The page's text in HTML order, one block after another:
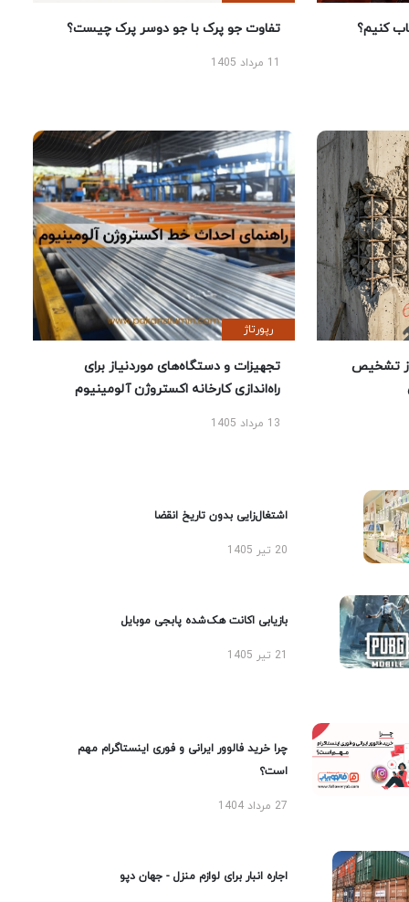
کنیم؟ تفاوت جو پرک با جو دوسر پرک چیست؟
تشخیص
رپورتاژ
تجهیزات و دستگاه‌های موردنیاز برای
راه‌اندازی کارخانه اکستروژن آلومینیوم
13 مرداد 1405
اشتغال‌زایی بدون تاریخ انقضا
20 تیر 1405
بازیابی اکانت هک‌شده پابجی موبایل
چرا خرید فالوور ایرانی و فوری اینستاگرام مهم
است؟
27 مرداد 1404
اجاره انبار برای لوازم منزل - جهان دپو